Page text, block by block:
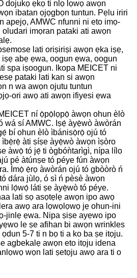
dojukọ ẹkọ ti nlọ lọwọ awọn
ibatan ọjọgbọn tuntun. Pẹlu iriri
apejọ, AMWC nfunni ni eto imọ-
imọran pataki ati awọn
lati oriṣiriṣi awọn ẹka iṣẹ,
abẹ ẹwa, oogun ẹwa, oogun
spa iṣoogun. Ikopa MEICET ni
pataki lati kan si awọn
n wa awọn ojutu tuntun
ori awọ ati awọn ifiyesi ẹwa
ní ọ̀pọ̀lọpọ̀ àwọn ohun èlò
wá sí AMWC. Iṣẹ́ àyẹ̀wò àwòrán
bí ohun èlò ìbánisọ̀rọ̀ ojú tó
àti ṣíṣe àyẹ̀wò àwọn ìṣòro
àwọ̀ tó jẹ́ ti ògbóǹtarìgì, nípa lílo
pé àtúnṣe tó péye fún àwọn
Ìmọ̀ ẹ̀rọ àwòrán ojú tó gbòòrò ń
dára jùlọ, ó sì ń pèsè àwọn
lọ́wọ́ láti ṣe àyẹ̀wò tó péye.
lati sọ asọtẹlẹ awọn ipo awọ
awọ ara lọwọlọwọ jẹ ohun-ini
jinlẹ ẹwa. Nipa ṣiṣe ayẹwo ipo
le ṣe afihan bi awọn wrinkles
5-7 ti n bọ ti a ko ba ṣe itọju.
agbekalẹ awọn eto itọju idena
wọn lati ṣetọju awọ ara ti o